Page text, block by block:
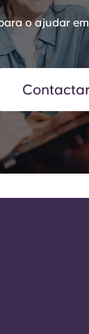
o ajudar